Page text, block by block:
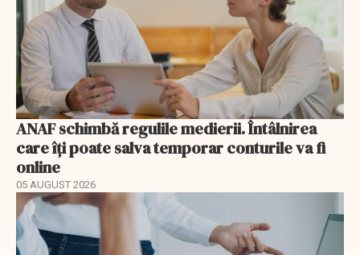
ANAF schimbă regulile medierii. Întâlnirea
care îți poate salva temporar conturile va fi
online
05 AUGUST 2026